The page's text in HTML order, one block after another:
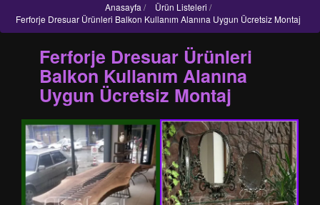
Anasayfa / Ürün Listeleri /
Ferforje Dresuar Ürünleri Balkon Kullanım Alanına Uygun Ücretsiz Montaj
Ferforje Dresuar Ürünleri
Balkon Kullanım Alanına
Uygun Ücretsiz Montaj